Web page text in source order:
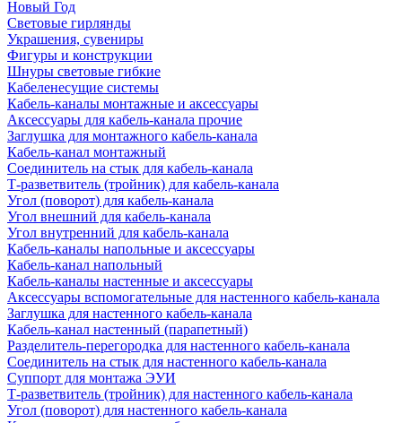
Новый Год
Световые гирлянды
Украшения, сувениры
Фигуры и конструкции
Шнуры световые гибкие
Кабеленесущие системы
Кабель-каналы монтажные и аксессуары
Аксессуары для кабель-канала прочие
Заглушка для монтажного кабель-канала
Кабель-канал монтажный
Соединитель на стык для кабель-канала
Т-разветвитель (тройник) для кабель-канала
Угол (поворот) для кабель-канала
Угол внешний для кабель-канала
Угол внутренний для кабель-канала
Кабель-каналы напольные и аксессуары
Кабель-канал напольный
Кабель-каналы настенные и аксессуары
Аксессуары вспомогательные для настенного кабель-канала
Заглушка для настенного кабель-канала
Кабель-канал настенный (парапетный)
Разделитель-перегородка для настенного кабель-канала
Соединитель на стык для настенного кабель-канала
Суппорт для монтажа ЭУИ
Т-разветвитель (тройник) для настенного кабель-канала
Угол (поворот) для настенного кабель-канала